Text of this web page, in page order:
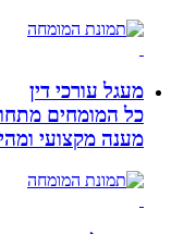
מעגל עורכי דין
כל המומחים מתחום
מענה מקצועי ומהימן